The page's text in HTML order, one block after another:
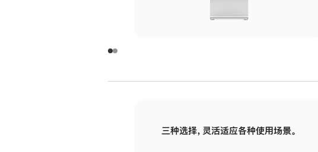
面
面
三种选择，灵活适应各种使用场景。